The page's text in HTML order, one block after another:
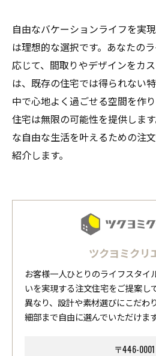
自由なバケーションライフを実
は理想的な選択です。あなたの
応じて、間取りやデザインをカ
は、既存の住宅では得られない
中で心地よく過ごせる空間を作
住宅は無限の可能性を提供しま
な自由な生活を叶えるための注
紹介します。
ツクヨミクリ
お客様一人ひとりのライフスタイ
いを実現する注文住宅をご提案し
異なり、設計や素材選びにこだわ
細部まで自由に選んでいただけます
〒446-0001